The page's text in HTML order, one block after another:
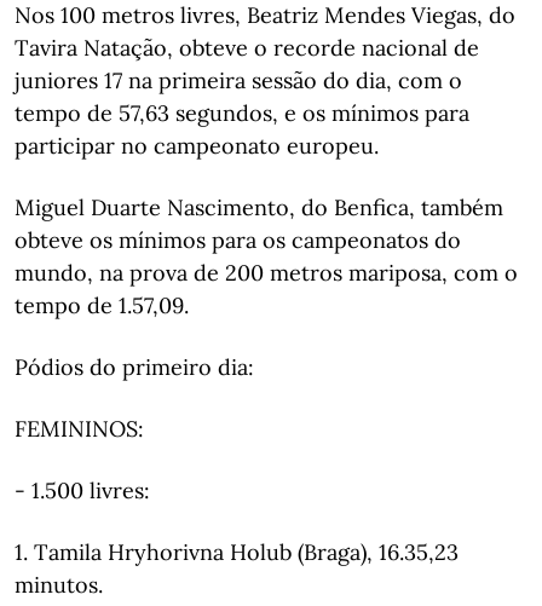
Nos 100 metros livres, Beatriz Mendes Viegas, do
Tavira Natação, obteve o recorde nacional de
juniores 17 na primeira sessão do dia, com o
tempo de 57,63 segundos, e os mínimos para
participar no campeonato europeu.
Miguel Duarte Nascimento, do Benfica, também
obteve os mínimos para os campeonatos do
mundo, na prova de 200 metros mariposa, com o
tempo de 1.57,09.
Pódios do primeiro dia:
FEMININOS:
- 1.500 livres:
1. Tamila Hryhorivna Holub (Braga), 16.35,23
minutos.